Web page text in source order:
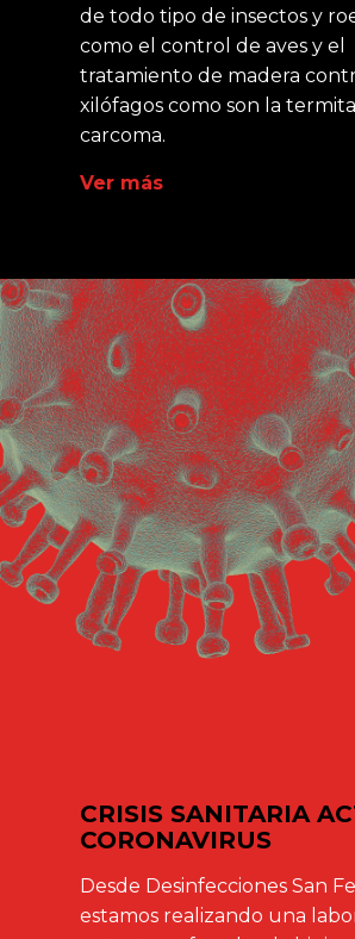
de todo tipo de insectos y
como el control de aves y el
tratamiento de madera
xilófagos como son la
carcoma.
Ver más
CRISIS SANITARIA
CORONAVIRUS
Desde Desinfecciones San
estamos realizando una